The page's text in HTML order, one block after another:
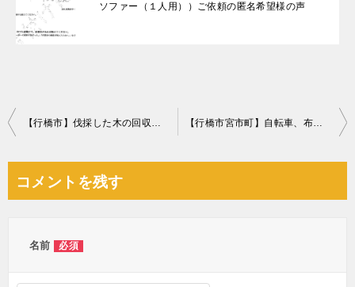
ソファー（１人用））ご依頼の匿名希望様の声
投
ビ
【行橋市】伐採した木の回収・処分ご依頼 お客様の声 【行橋市宮市町】自転車、布団等の回収・処分ご依頼 お客様の声
コメントを残す
名前 必須